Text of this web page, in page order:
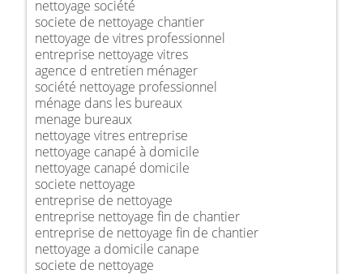
nettoyage société
societe de nettoyage chantier
nettoyage de vitres professionnel
entreprise nettoyage vitres
agence d entretien ménager
société nettoyage professionnel
ménage dans les bureaux
menage bureaux
nettoyage vitres entreprise
nettoyage canapé à domicile
nettoyage canapé domicile
societe nettoyage
entreprise de nettoyage
entreprise nettoyage fin de chantier
entreprise de nettoyage fin de chantier
nettoyage a domicile canape
societe de nettoyage